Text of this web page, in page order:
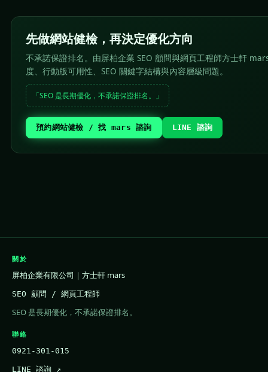
先做網站健檢，再決定優化方向
不承諾保證排名。由屏柏企業 SEO 顧問與網頁工程師方士軒
度、行動版可用性、SEO 關鍵字結構與內容層級問題。
「SEO 是長期優化，不承諾保證排名。」
預約網站健檢 / 找 mars 諮詢 LINE 諮詢
關於
屏柏企業有限公司｜方士軒 mars
SEO 顧問 / 網頁工程師
SEO 是長期優化，不承諾保證排名。
聯絡
0921-301-015
LINE 諮詢 ↗